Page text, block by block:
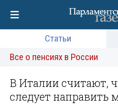
Статьи
Все о пенсиях в России
В Италии считают,
следует